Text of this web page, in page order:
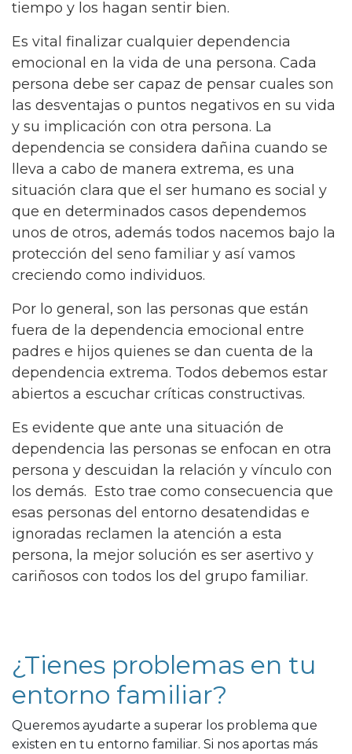
tiempo y los hagan sentir bien.
Es vital finalizar cualquier dependencia
emocional en la vida de una persona. Cada
persona debe ser capaz de pensar cuales son
las desventajas o puntos negativos en su vida
y su implicación con otra persona. La
dependencia se considera dañina cuando se
lleva a cabo de manera extrema, es una
situación clara que el ser humano es social y
que en determinados casos dependemos
unos de otros, además todos nacemos bajo la
protección del seno familiar y así vamos
creciendo como individuos.
Por lo general, son las personas que están
fuera de la dependencia emocional entre
padres e hijos quienes se dan cuenta de la
dependencia extrema. Todos debemos estar
abiertos a escuchar críticas constructivas.
Es evidente que ante una situación de
dependencia las personas se enfocan en otra
persona y descuidan la relación y vínculo con
los demás. Esto trae como consecuencia que
esas personas del entorno desatendidas e
ignoradas reclamen la atención a esta
persona, la mejor solución es ser asertivo y
cariñosos con todos los del grupo familiar.
¿Tienes problemas en tu
entorno familiar?
Queremos ayudarte a superar los problema que
existen en tu entorno familiar. Si nos aportas más